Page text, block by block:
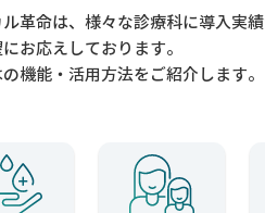
革命は、様々な診療科に導入実績
お応えしております。
機能・活用方法をご紹介します。